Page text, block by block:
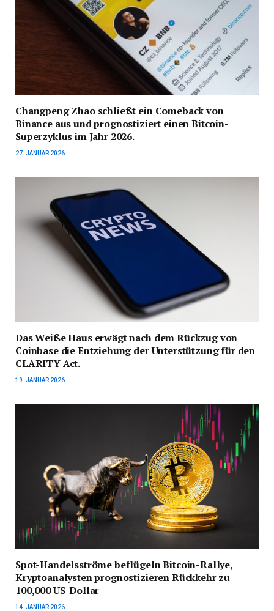
Changpeng Zhao schließt ein Comeback von
Binance aus und prognostiziert einen Bitcoin-
Superzyklus im Jahr 2026.
27. JANUAR 2026
Das Weiße Haus erwägt nach dem Rückzug von
Coinbase die Entziehung der Unterstützung für den
CLARITY Act.
19. JANUAR 2026
Spot-Handelsströme beflügeln Bitcoin-Rallye,
Kryptoanalysten prognostizieren Rückkehr zu
100,000 US-Dollar
14. JANUAR 2026